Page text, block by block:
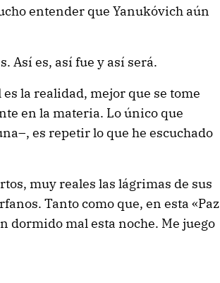
entender que Yanukóvich aún
Así es, así fue y así será.
la realidad, mejor que se tome
en la materia. Lo único que
es repetir lo que he escuchado
muy reales las lágrimas de sus
Tanto como que, en esta «Paz
dormido mal esta noche. Me juego